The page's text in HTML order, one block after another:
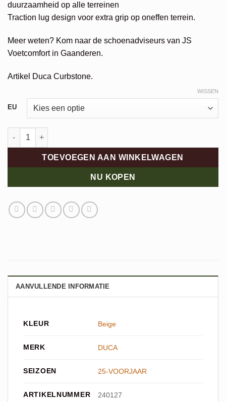
duurzaamheid op alle terreinen
Traction lug design voor extra grip op oneffen terrein.
Meer weten? Kom naar de schoenadviseurs van JS
Voetcomfort in Gaanderen.
Artikel Duca Curbstone.
EU
WISSEN
Duca Curbstone aantal
TOEVOEGEN AAN WINKELWAGEN
NU KOPEN
Alternative:
AANVULLENDE INFORMATIE
KLEUR Beige
MERK DUCA
SEIZOEN 25-VOORJAAR
ARTIKELNUMMER 240127